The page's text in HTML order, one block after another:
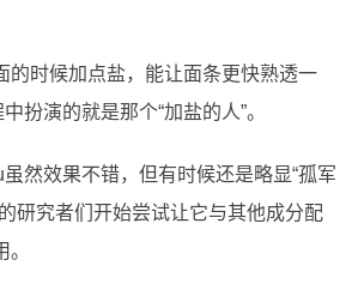
的时候加点盐，能让面条更快熟透一
扮演的就是那个“加盐的人”。
然效果不错，但有时候还是略显“孤军
研究者们开始尝试让它与其他成分配